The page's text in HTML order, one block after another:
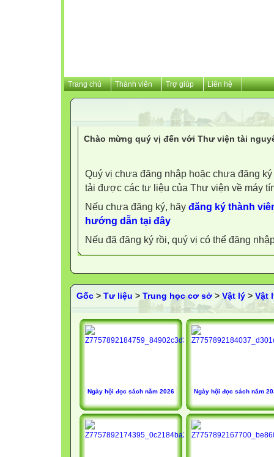
Trang chủ Thành viên Trợ giúp Liên hệ
Chào mừng quý vị đến với Thư viện tài
Quý vị chưa đăng nhập hoặc chưa đăng
tải được các tư liệu của Thư viện về máy
Nếu chưa đăng ký, hãy đăng ký thành
hướng dẫn tại đây
Nếu đã đăng ký rồi, quý vị có thể đăng
Gốc > Tư liệu > Trung học cơ sở > Vật lý > Vật
Ngày hội đọc sách năm 2026 Ngày hội đọc sách năm